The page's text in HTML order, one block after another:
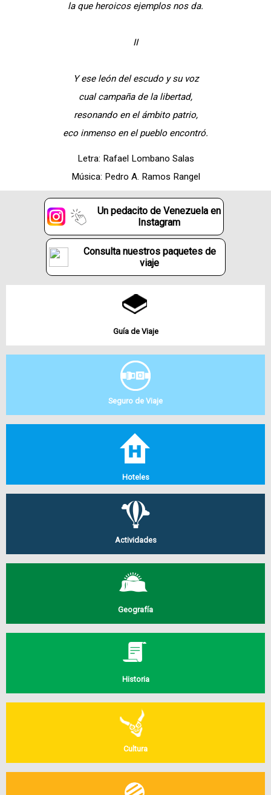
la que heroicos ejemplos nos da.
II
Y ese león del escudo y su voz
cual campaña de la libertad,
resonando en el ámbito patrio,
eco inmenso en el pueblo encontró.
Letra: Rafael Lombano Salas
Música: Pedro A. Ramos Rangel
Un pedacito de Venezuela en
Instagram
Consulta nuestros paquetes de
viaje
Guía de Viaje
Seguro de Viaje
Hoteles
Actividades
Geografía
Historia
Cultura